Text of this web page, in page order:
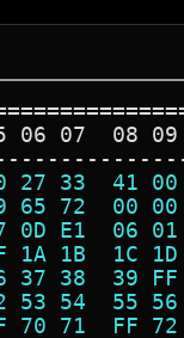
06 07  08
27 33  41
65 72  00
0D E1  06
1A 1B  1C
37 38  39
53 54  55
70 71  FF